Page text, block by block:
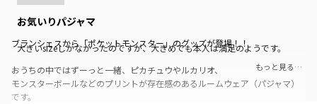
お気いりパジャマ
大きいsizeしかなかったのですが、大きめでも本人は満足のようです。
もっと見る…
ブランシェスから「ポケットモンスター」のグッズが登場！！
おうちの中ではずーっと一緒、ピカチュウやルカリオ、
モンスターボールなどのプリントが存在感のあるルームウェア（パジャマ）
です。